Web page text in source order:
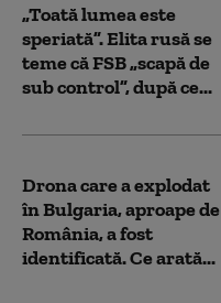
„Toată lumea este
speriată”. Elita rusă se
teme că FSB „scapă de
sub control”, după ce...
Drona care a explodat
în Bulgaria, aproape de
România, a fost
identificată. Ce arată...